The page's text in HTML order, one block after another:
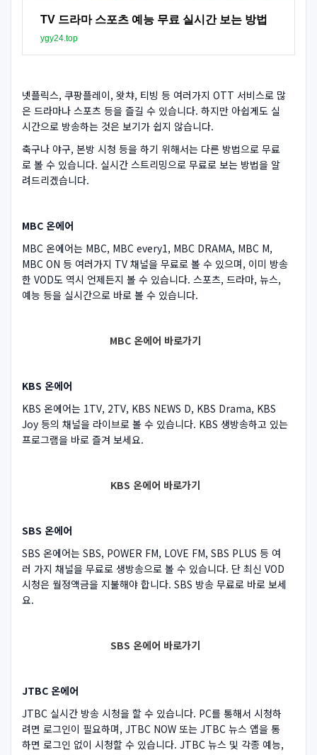
TV 드라마 스포츠 예능 무료 실시간 보는 방법
ygy24.top
넷플릭스, 쿠팡플레이, 왓챠, 티빙 등 여러가지 OTT 서비스로 많
은 드라마나 스포츠 등을 즐길 수 있습니다. 하지만 아쉽게도 실
시간으로 방송하는 것은 보기가 쉽지 않습니다.
축구나 야구, 본방 시청 등을 하기 위해서는 다른 방법으로 무료
로 볼 수 있습니다. 실시간 스트리밍으로 무료로 보는 방법을 알
려드리겠습니다.
MBC 온에어
MBC 온에어는 MBC, MBC every1, MBC DRAMA, MBC M,
MBC ON 등 여러가지 TV 채널을 무료로 볼 수 있으며, 이미 방송
한 VOD도 역시 언제든지 볼 수 있습니다. 스포츠, 드라마, 뉴스,
예능 등을 실시간으로 바로 볼 수 있습니다.
MBC 온에어 바로가기
KBS 온에어
KBS 온에어는 1TV, 2TV, KBS NEWS D, KBS Drama, KBS
Joy 등의 채널을 라이브로 볼 수 있습니다. KBS 생방송하고 있는
프로그램을 바로 즐겨 보세요.
KBS 온에어 바로가기
SBS 온에어
SBS 온에어는 SBS, POWER FM, LOVE FM, SBS PLUS 등 여
러 가지 채널을 무료로 생방송으로 볼 수 있습니다. 단 최신 VOD
시청은 월정액금을 지불해야 합니다. SBS 방송 무료로 바로 보세
요.
SBS 온에어 바로가기
JTBC 온에어
JTBC 실시간 방송 시청을 할 수 있습니다. PC를 통해서 시청하
려면 로그인이 필요하며, JTBC NOW 또는 JTBC 뉴스 앱을 통
하면 로그인 없이 시청할 수 있습니다. JTBC 뉴스 및 각종 예능,